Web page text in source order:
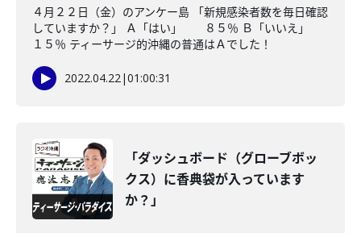
４月２２日（金）のアンケー島 「新規感染者数を毎日確認
していますか？」 Ａ「はい」 ８５％ Ｂ「いいえ」
１５％ ティーサージ的沖縄の普通はＡでした！
2022.04.22|01:00:31
「ダッシュボード（グローブボッ
クス）に香典袋が入っています
か？」